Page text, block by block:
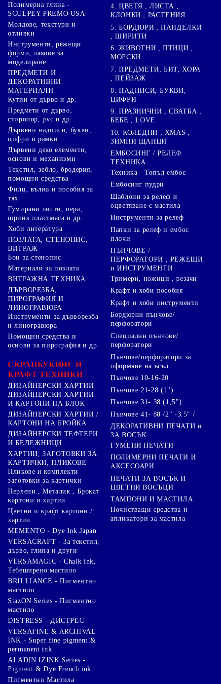
Полимерна глина -
SCULPEY PREMO USA
Молдове, текстури и
отливки
Инструменти, режещи
форми, лакове за
моделиране
ПРЕДМЕТИ И
ДЕКОРАТИВНИ
МАТЕРИАЛИ
Кутии от дърво и др.
Предмети от дърво,
стиропор, pvc и др.
Дървени надписи, букви,
цифри и рамки
Дървени деко елементи,
основи и механизми
Текстил, зебло, бродерия,
помощни средства
Филц, вълна и пособия за
тях
Гумирани листи, пера,
шринк пластмаса и др.
Хоби литература
ПОЗЛАТА, СТЕНОПИС,
ВИТРАЖ
Бои за стенопис
Материали за позлата
ВИТРАЖНА ТЕХНИКА
ДЪРВОРЕЗБА,
ПИРОГРАФИЯ И
ЛИНОГРАВЮРА
Инструменти за дърворезба
и линогравюра
Помощни средства и
основи за пирография и др.
СКРАПБУКИНГ И
КРАФТ ТЕХНИКИ
ДИЗАЙНЕРСКИ ХАРТИИ
ДИЗАЙНЕРСКИ ХАРТИИ
И КАРТОНИ НА БЛОК
ДИЗАЙНЕРСКИ ХАРТИИ /
КАРТОНИ НА БРОЙКА
ДИЗАЙНЕРСКИ ТЕФТЕРИ
И БЕЛЕЖНИЦИ
ХАРТИИ, ЗАГОТОВКИ ЗА
КАРТИЧКИ, ПЛИКОВЕ
Пликове и комплекти
заготовки за картички
Перлени , Металик , Брокат
картони и хартии
Цветни и крафт картони /
хартии
4. ЦВЕТЯ , ЛИСТА ,
КЛОНКИ , РАСТЕНИЯ
5. БОРДЮРИ , ПАНДЕЛКИ
, ШИРИТИ
6. ЖИВОТНИ , ПТИЦИ ,
МОРСКИ
7. ПРЕДМЕТИ, БИТ, ХОРА
, ПЕЙЗАЖ
8. НАДПИСИ, БУКВИ,
ЦИФРИ
9. ПРАЗНИЧНИ , СВАТБА ,
БЕБЕ , LOVE
10. КОЛЕДНИ , XMAS ,
ЗИМНИ ЩАНЦИ
ЕМБОСИНГ / РЕЛЕФ
ТЕХНИКА
Техника - Топъл ембос
Ембосинг пудри
Шаблони за релеф и
оцветяване с мастила
Инструменти за релеф
Папки за релеф и ембос
плочи
ПЪНЧОВЕ /
ПЕРФОРАТОРИ , РЕЖЕЩИ
и ИНСТРУМЕНТИ
Тримери, ножици , резачи
Крафт и хоби пособия
Крафт и хоби инструменти
Бордюрни пънчове/
перфоратори
Специални пънчове/
перфоратори
Пънчове/перфоратори за
оформяне на ъгъл
Пънчове 10-16-20
Пънчове 21-28 (1")
Пънчове 31- 38 (1,5")
Пънчове 41- 88 /2" -3.5" /
ДЕКОРАТИВНИ ПЕЧАТИ и
ЗА ВОСЪК
ГУМЕНИ ПЕЧАТИ
ПОЛИМЕРНИ ПЕЧАТИ И
АКСЕСОАРИ
ПЕЧАТИ ЗА ВОСЪК И
ЦВЕТНИ ВОСЪЦИ
ТАМПОНИ И МАСТИЛА
Почистващи средства и
апликатори за мастила
MEMENTO - Dye Ink Japan
VERSACRAFT - За текстил,
дърво, глина и други
VERSAMAGIC - Chalk ink,
Тебеширено мастило
BRILLIANCE - Пигментно
мастило
StazON Series - Пигментно
мастило
DISTRESS - ДИСТРЕС
VERSAFINE & ARCHIVAL
INK - Super fine pigment &
permanent ink
ALADIN IZINK Series -
Pigment & Dye French ink
Пигментни Мастила